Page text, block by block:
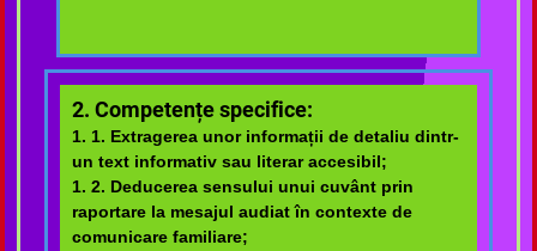
2. Competențe specifice:
1. 1. Extragerea unor informații de detaliu dintr-
un text informativ sau literar accesibil;
1. 2. Deducerea sensului unui cuvânt prin
raportare la mesajul audiat în contexte de
comunicare familiare;